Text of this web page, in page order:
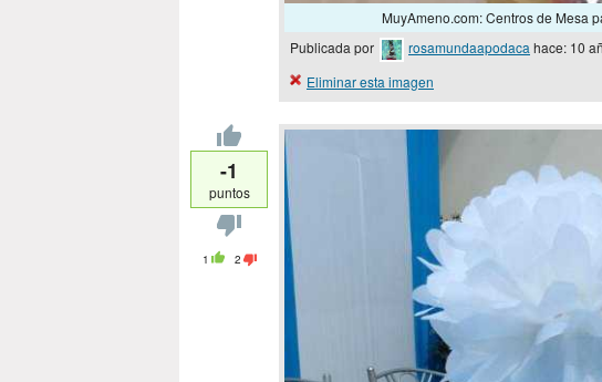
MuyAmeno.com: Centros de Mesa
Publicada por rosamundaapodaca hace: 10
Eliminar esta imagen
-1
puntos
1 2